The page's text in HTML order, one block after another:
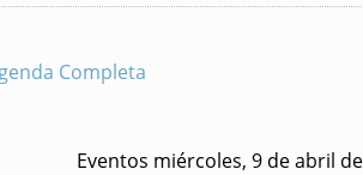
Completa
Eventos miércoles, 9 de abril